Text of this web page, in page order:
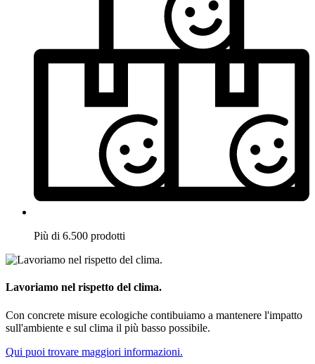
Più di 6.500 prodotti
Lavoriamo nel rispetto del clima.
Con concrete misure ecologiche contibuiamo a mantenere l'impatto
sull'ambiente e sul clima il più basso possibile.
Qui puoi trovare maggiori informazioni.